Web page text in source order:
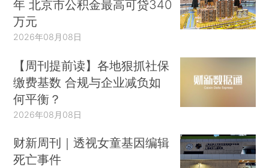
年 北京市公积金最高可贷340
万元
2026年08月08日
【周刊提前读】各地狠抓社保
缴费基数 合规与企业减负如
何平衡？
2026年08月08日
财新周刊｜透视女童基因编辑
死亡事件